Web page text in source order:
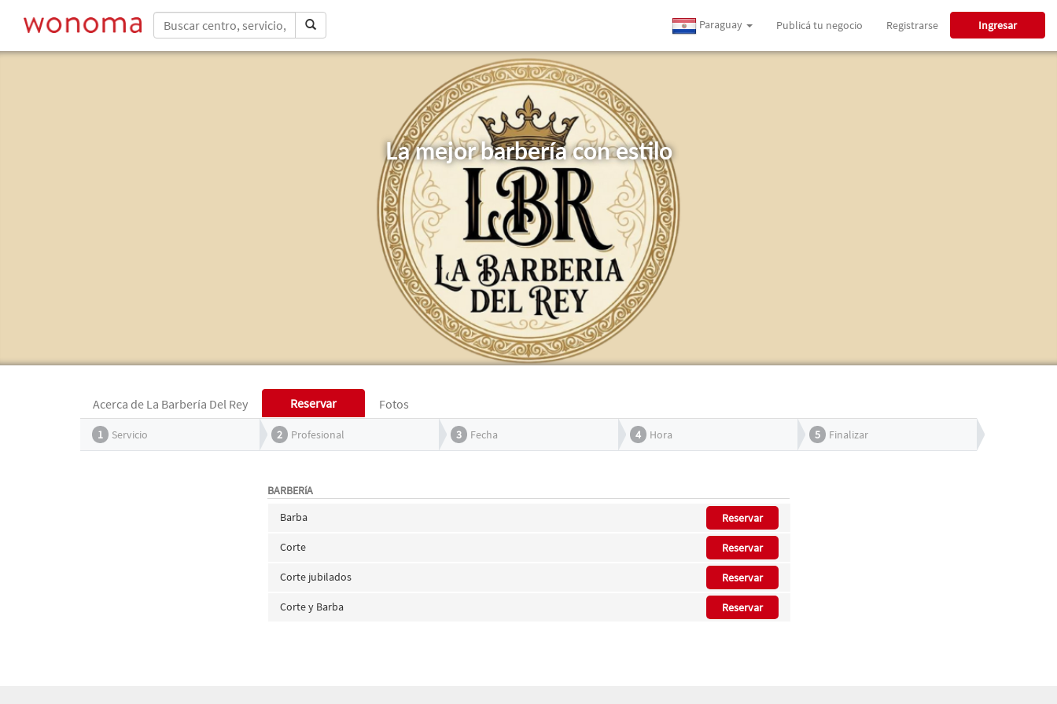
Paraguay Publicá tu negocio Registrarse Ingresar
La mejor barbería con estilo
Acerca de La Barbería Del Rey Reservar Fotos
1 Servicio 2 Profesional 3 Fecha 4 Hora 5 Finalizar
BARBERíA
Barba
Reservar
Corte Reservar
Corte jubilados Reservar
Corte y Barba Reservar